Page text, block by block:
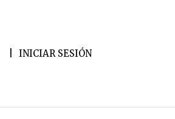
INICIAR SESIÓN